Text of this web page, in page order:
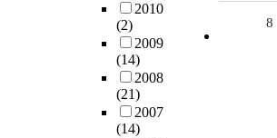
2010
(2)
2009
(14)
2008
(21)
2007
(14)
8